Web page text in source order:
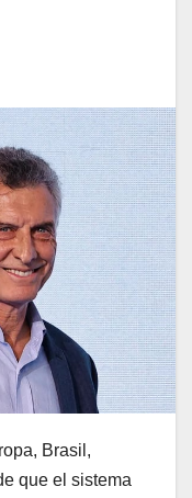
Brasil,
que el sistema